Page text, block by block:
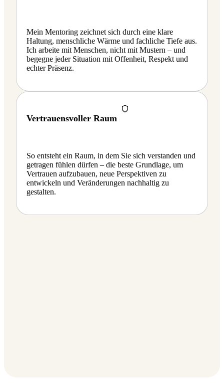
Mein Mentoring zeichnet sich durch eine klare
Haltung, menschliche Wärme und fachliche Tiefe aus.
Ich arbeite mit Menschen, nicht mit Mustern – und
begegne jeder Situation mit Offenheit, Respekt und
echter Präsenz.
Vertrauensvoller Raum
So entsteht ein Raum, in dem Sie sich verstanden und
getragen fühlen dürfen – die beste Grundlage, um
Vertrauen aufzubauen, neue Perspektiven zu
entwickeln und Veränderungen nachhaltig zu
gestalten.